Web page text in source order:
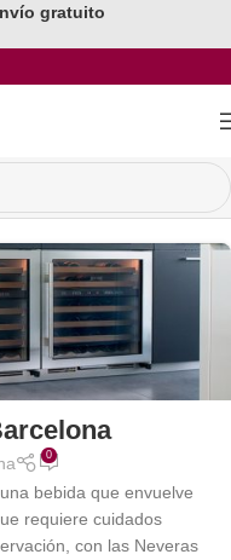
gratuito
0
bebida que envuelve
requiere cuidados
con las Neveras